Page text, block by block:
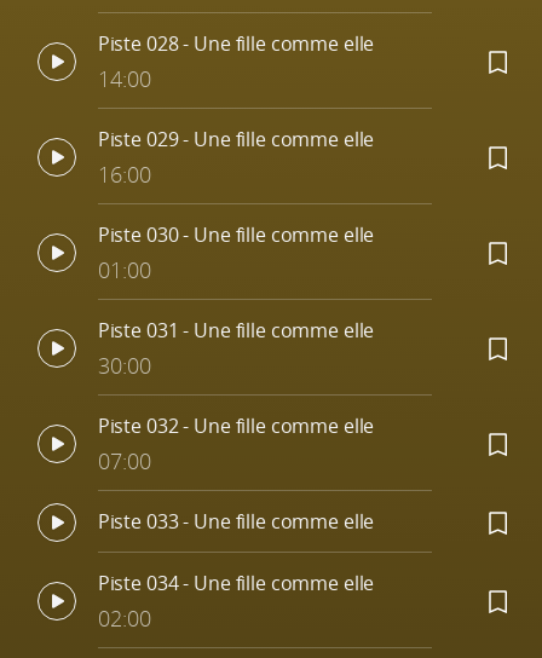
Piste 028 - Une fille comme elle
14:00
Piste 029 - Une fille comme elle
16:00
Piste 030 - Une fille comme elle
01:00
Piste 031 - Une fille comme elle
30:00
Piste 032 - Une fille comme elle
07:00
Piste 033 - Une fille comme elle
Piste 034 - Une fille comme elle
02:00